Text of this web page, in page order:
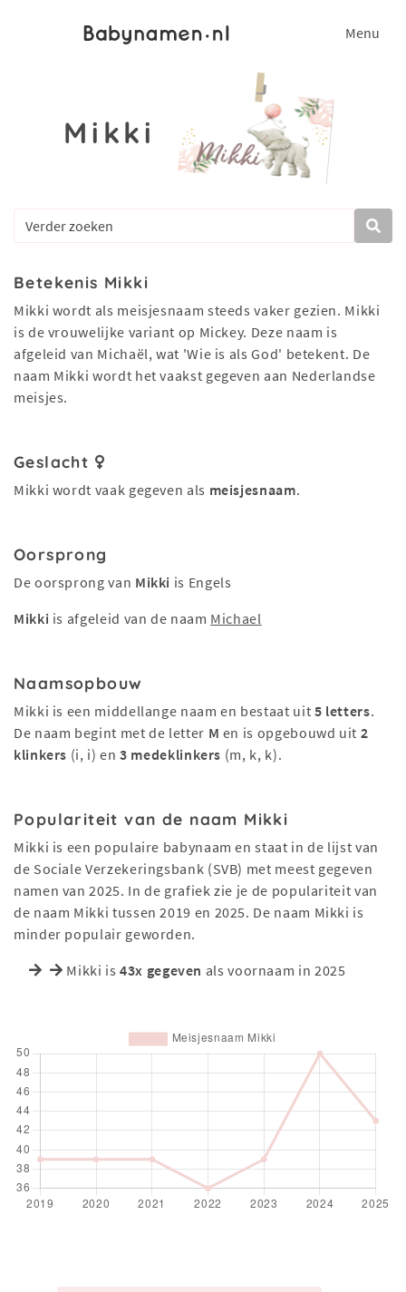
Menu
Mikki
Betekenis Mikki
Mikki wordt als meisjesnaam steeds vaker gezien. Mikki
is de vrouwelijke variant op Mickey. Deze naam is
afgeleid van Michaël, wat 'Wie is als God' betekent. De
naam Mikki wordt het vaakst gegeven aan Nederlandse
meisjes.
Geslacht
Mikki wordt vaak gegeven als meisjesnaam.
Oorsprong
De oorsprong van Mikki is Engels
Mikki is afgeleid van de naam Michael
Naamsopbouw
Mikki is een middellange naam en bestaat uit 5 letters.
De naam begint met de letter M en is opgebouwd uit 2
klinkers (i, i) en3 medeklinkers (m, k, k).
Populariteit van de naam Mikki
Mikki is een populaire babynaam en staat in de lijst van
de Sociale Verzekeringsbank (SVB) met meest gegeven
namen van 2025. In de grafiek zie je de populariteit van
de naam Mikki tussen 2019 en 2025. De naam Mikki is
minder populair geworden.
Mikki is43x gegeven als voornaam in 2025